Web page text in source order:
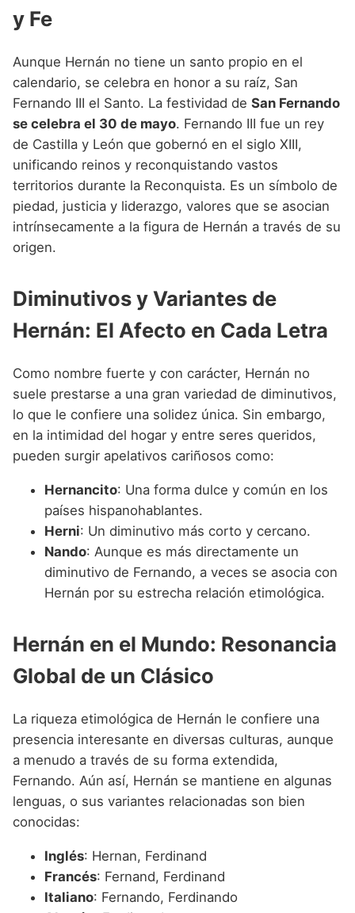
y Fe
Aunque Hernán no tiene un santo propio en el
calendario, se celebra en honor a su raíz, San
Fernando III el Santo. La festividad de San Fernando
se celebra el 30 de mayo. Fernando III fue un rey
de Castilla y León que gobernó en el siglo XIII,
unificando reinos y reconquistando vastos
territorios durante la Reconquista. Es un símbolo de
piedad, justicia y liderazgo, valores que se asocian
intrínsecamente a la figura de Hernán a través de su
origen.
Diminutivos y Variantes de
Hernán: El Afecto en Cada Letra
Como nombre fuerte y con carácter, Hernán no
suele prestarse a una gran variedad de diminutivos,
lo que le confiere una solidez única. Sin embargo,
en la intimidad del hogar y entre seres queridos,
pueden surgir apelativos cariñosos como:
Hernancito: Una forma dulce y común en los
países hispanohablantes.
Herni: Un diminutivo más corto y cercano.
Nando: Aunque es más directamente un
diminutivo de Fernando, a veces se asocia con
Hernán por su estrecha relación etimológica.
Hernán en el Mundo: Resonancia
Global de un Clásico
La riqueza etimológica de Hernán le confiere una
presencia interesante en diversas culturas, aunque
a menudo a través de su forma extendida,
Fernando. Aún así, Hernán se mantiene en algunas
lenguas, o sus variantes relacionadas son bien
conocidas:
Inglés: Hernan, Ferdinand
Francés: Fernand, Ferdinand
Italiano: Fernando, Ferdinando